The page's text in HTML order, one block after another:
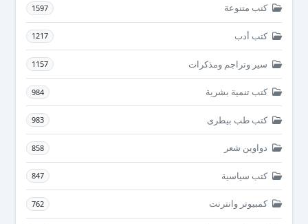
كتب متنوعة 1597
كتب أدب 1217
سير وتراجم ومذكرات 1157
كتب تنمية بشرية 984
كتب طب بيطرى 983
دواوين شعر 858
كتب سياسية 847
كمبيوتر وانترنت 762